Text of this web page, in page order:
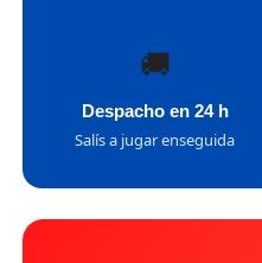
🚚
Despacho en 24 h
Salís a jugar enseguida